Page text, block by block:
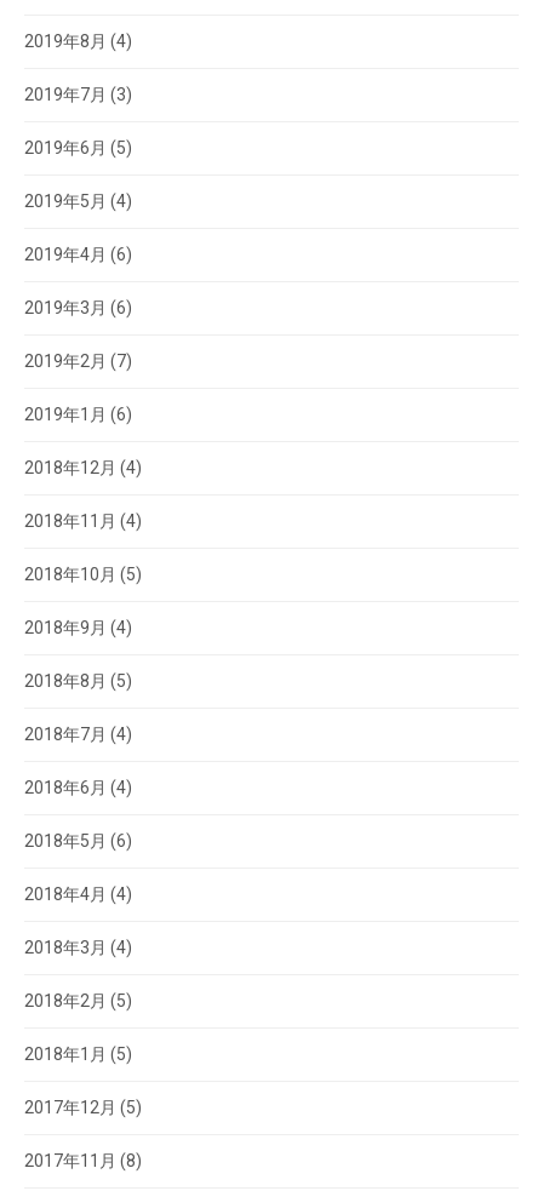
2019年8月 (4)
2019年7月 (3)
2019年6月 (5)
2019年5月 (4)
2019年4月 (6)
2019年3月 (6)
2019年2月 (7)
2019年1月 (6)
2018年12月 (4)
2018年11月 (4)
2018年10月 (5)
2018年9月 (4)
2018年8月 (5)
2018年7月 (4)
2018年6月 (4)
2018年5月 (6)
2018年4月 (4)
2018年3月 (4)
2018年2月 (5)
2018年1月 (5)
2017年12月 (5)
2017年11月 (8)